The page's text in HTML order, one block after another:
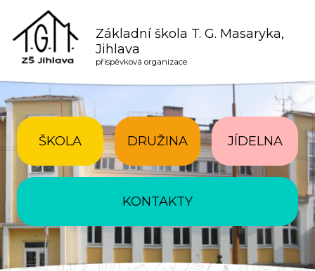
Základní škola T. G. Masaryka,
Jihlava
příspěvková organizace
ŠKOLA DRUŽINA JÍDELNA
KONTAKTY